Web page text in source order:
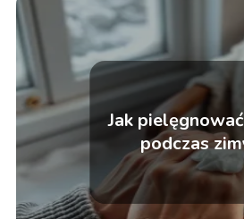
Jak
podczas